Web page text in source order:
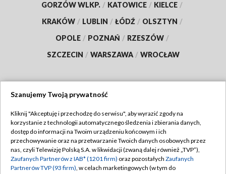
GORZÓW WLKP. / KATOWICE / KIELCE /
KRAKÓW / LUBLIN / ŁÓDŹ / OLSZTYN /
OPOLE / POZNAŃ / RZESZÓW /
SZCZECIN / WARSZAWA / WROCŁAW
TVP
Abonament TVP
Emisja w TVP
Regulamin TVP
Polityka prywatności
Szanujemy Twoją prywatność
Kliknij "Akceptuję i przechodzę do serwisu", aby wyrazić zgody na
korzystanie z technologii automatycznego śledzenia i zbierania danych,
dostęp do informacji na Twoim urządzeniu końcowym i ich
przechowywanie oraz na przetwarzanie Twoich danych osobowych przez
nas, czyli Telewizję Polską S.A. w likwidacji (zwaną dalej również „TVP”),
Zaufanych Partnerów z IAB* (1201 firm) oraz pozostałych Zaufanych
Partnerów TVP (93 firm), w celach marketingowych (w tym do